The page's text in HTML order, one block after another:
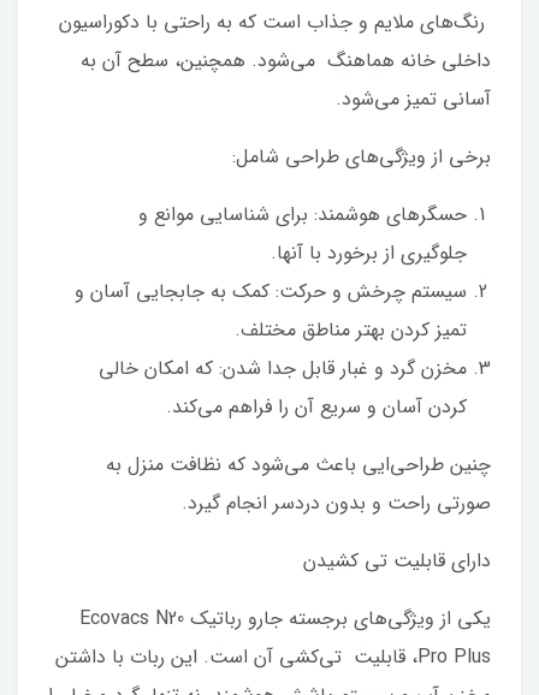
رنگ‌های ملایم و جذاب است که به راحتی با دکوراسیون
داخلی خانه هماهنگ می‌شود. همچنین، سطح آن به
آسانی تمیز می‌شود.
برخی از ویژگی‌های طراحی شامل:
حسگرهای هوشمند: برای شناسایی موانع و
جلوگیری از برخورد با آنها.
سیستم چرخش و حرکت: کمک به جابجایی آسان و
تمیز کردن بهتر مناطق مختلف.
مخزن گرد و غبار قابل جدا شدن: که امکان خالی
کردن آسان و سریع آن را فراهم می‌کند.
چنین طراحی‌ایی باعث می‌شود که نظافت منزل به
صورتی راحت و بدون دردسر انجام گیرد.
دارای قابلیت تی کشیدن
یکی از ویژگی‌های برجسته جارو رباتیک Ecovacs N20
Pro Plus، قابلیت تی‌کشی آن است. این ربات با داشتن